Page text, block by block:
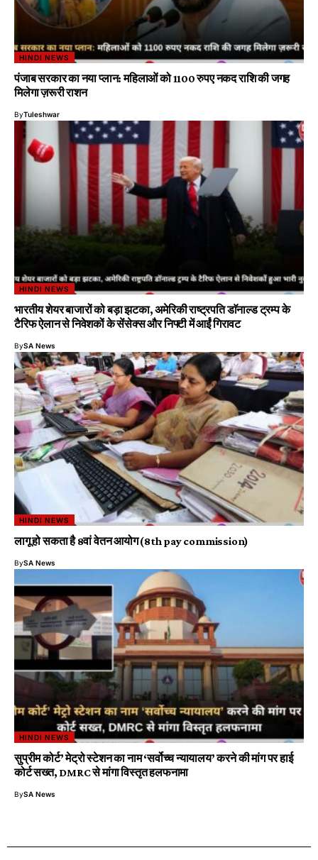
HINDI NEWS
पंजाब सरकार का नया प्लान: महिलाओं को 1100 रुपए नकद राशि की जगह
मिलेगा ज़रूरी राशन
ByTuleshwar
HINDI NEWS
भारतीय शेयर बाजारों को बड़ा झटका, अमेरिकी राष्ट्रपति डाॅनाल्ड ट्रम्प के
टैरिफ ऐलान से निवेशकों के सेंसेक्स और निफ्टी में आईं गिरावट
BySA News
HINDI NEWS
लागू हो सकता है 8वां वेतन आयोग (8th pay commission)
BySA News
HINDI NEWS
सुप्रीम कोर्ट’ मेट्रो स्टेशन का नाम ‘सर्वोच्च न्यायालय’ करने की मांग पर हाई
कोर्ट सख्त, DMRC से मांगा विस्तृत हलफनामा
BySA News